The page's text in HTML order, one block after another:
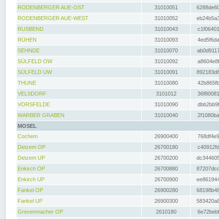
RODENBERGER AUE-OST
31010051
RODENBERGER AUE-WEST
31010052
RUSBEND
31010043
RÜHEN
31010093
SEHNDE
31010070
SÜLFELD OW
31010092
SÜLFELD UW
31010091
THUNE
31010080
VELSDORF
3101012
VORSFELDE
31010090
WARBER GRABEN
31010040
MOSEL
Cochem
26900400
Detzem OP
26700180
Detzem UP
26700200
Enkirch OP
26700880
Enkirch UP
26700900
Fankel OP
26900280
Fankel UP
26900300
Grevenmacher OP
2610180